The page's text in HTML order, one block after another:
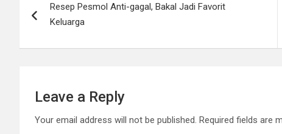
navigation
Resep Pesmol Anti-gagal, Bakal Jadi Favorit
Keluarga
Leave a Reply
Your email address will not be published. Required fields are